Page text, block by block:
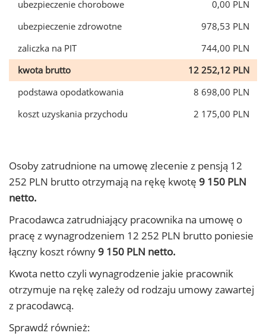
ubezpieczenie chorobowe
0,00 PLN
ubezpieczenie zdrowotne
978,53 PLN
zaliczka na PIT
744,00 PLN
kwota brutto
12 252,12 PLN
podstawa opodatkowania
8 698,00 PLN
koszt uzyskania przychodu
2 175,00 PLN
Osoby zatrudnione na umowę zlecenie z pensją 12
252 PLN brutto otrzymają na rękę kwotę 9 150 PLN
netto.
Pracodawca zatrudniający pracownika na umowę o
pracę z wynagrodzeniem 12 252 PLN brutto poniesie
łączny koszt równy 9 150 PLN netto.
Kwota netto czyli wynagrodzenie jakie pracownik
otrzymuje na rękę zależy od rodzaju umowy zawartej
z pracodawcą.
Sprawdź również: